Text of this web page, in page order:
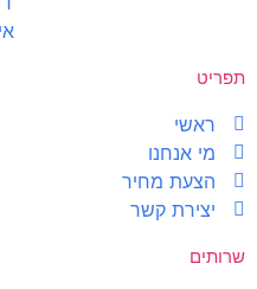
תפריט
ראשי
מי אנחנו
הצעת מחיר
יצירת קשר
שרותים